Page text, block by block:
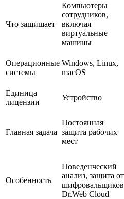
Что защищает
Компьютеры
сотрудников,
включая
виртуальные
машины
Операционные
системы
Windows, Linux,
macOS
Единица
лицензии
Устройство
Главная задача
Постоянная
защита рабочих
мест
Особенность
Поведенческий
анализ, защита от
Dr.Web Cloud